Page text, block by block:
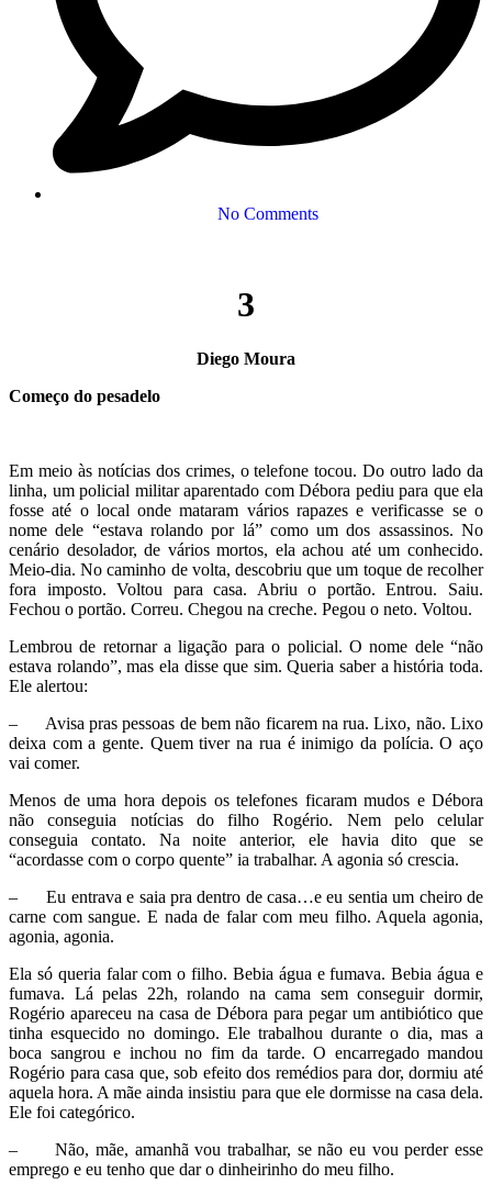
No Comments
3
Diego Moura
Começo do pesadelo
Em meio às notícias dos crimes, o telefone tocou. Do outro lado da
linha, um policial militar aparentado com Débora pediu para que ela
fosse até o local onde mataram vários rapazes e verificasse se o
nome dele “estava rolando por lá” como um dos assassinos. No
cenário desolador, de vários mortos, ela achou até um conhecido.
Meio-dia. No caminho de volta, descobriu que um toque de recolher
fora imposto. Voltou para casa. Abriu o portão. Entrou. Saiu.
Fechou o portão. Correu. Chegou na creche. Pegou o neto. Voltou.
Lembrou de retornar a ligação para o policial. O nome dele “não
estava rolando”, mas ela disse que sim. Queria saber a história toda.
Ele alertou:
– Avisa pras pessoas de bem não ficarem na rua. Lixo, não. Lixo
deixa com a gente. Quem tiver na rua é inimigo da polícia. O aço
vai comer.
Menos de uma hora depois os telefones ficaram mudos e Débora
não conseguia notícias do filho Rogério. Nem pelo celular
conseguia contato. Na noite anterior, ele havia dito que se
“acordasse com o corpo quente” ia trabalhar. A agonia só crescia.
– Eu entrava e saia pra dentro de casa…e eu sentia um cheiro de
carne com sangue. E nada de falar com meu filho. Aquela agonia,
agonia, agonia.
Ela só queria falar com o filho. Bebia água e fumava. Bebia água e
fumava. Lá pelas 22h, rolando na cama sem conseguir dormir,
Rogério apareceu na casa de Débora para pegar um antibiótico que
tinha esquecido no domingo. Ele trabalhou durante o dia, mas a
boca sangrou e inchou no fim da tarde. O encarregado mandou
Rogério para casa que, sob efeito dos remédios para dor, dormiu até
aquela hora. A mãe ainda insistiu para que ele dormisse na casa dela.
Ele foi categórico.
– Não, mãe, amanhã vou trabalhar, se não eu vou perder esse
emprego e eu tenho que dar o dinheirinho do meu filho.